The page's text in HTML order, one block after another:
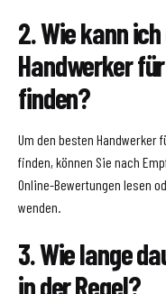
2. Wie kann
Handwerker
finden?
Um den besten Handwerker
finden, können Sie nach
Online-Bewertungen lesen
wenden.
3. Wie lange
in der Regel?